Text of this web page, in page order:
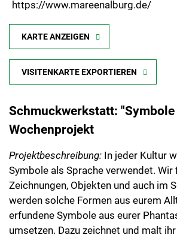
https://www.mareenalburg.de/
KARTE ANZEIGEN
VISITENKARTE EXPORTIEREN
Schmuckwerkstatt:
Wochenprojekt
Projektbeschreibung: In jeder Kultur
Symbole als Sprache verwendet. Wir
Zeichnungen, Objekten und auch im
werden solche Formen aus eurem
erfundene Symbole aus eurer
umsetzen. Dazu zeichnet und malt